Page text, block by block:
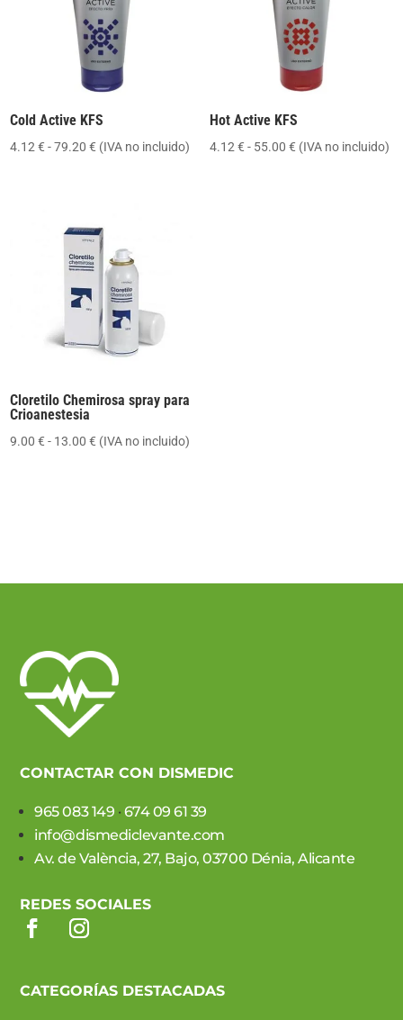
Cold Active KFS
4.12€ - 79.20€ Rango
4.12 €
hasta
79.20 €
(IVA no incluido)
Hot Active KFS
4.12 € - 55.00 €Rango
(IVA no incluido)
Cloretilo Chemirosa spray para
Crioanestesia
9.00€ - 13.00€ Rango
13.00 €
(IVA no incluido)
CONTACTAR CON DISMEDIC
965 083 149 · 674 09 61 39
info@dismediclevante.com
Av. de València, 27, Bajo, 03700 Dénia, Alicante
REDES SOCIALES
CATEGORÍAS DESTACADAS